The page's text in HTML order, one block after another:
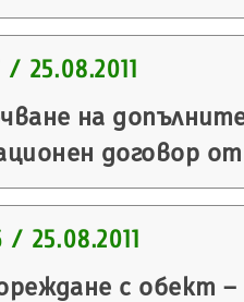
/ 25.08.2011
на
договор от
/ 25.08.2011
с обект